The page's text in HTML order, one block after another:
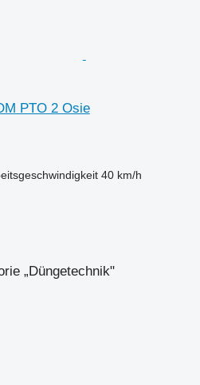
PTO 2 Osie
40 km/h
„Düngetechnik"